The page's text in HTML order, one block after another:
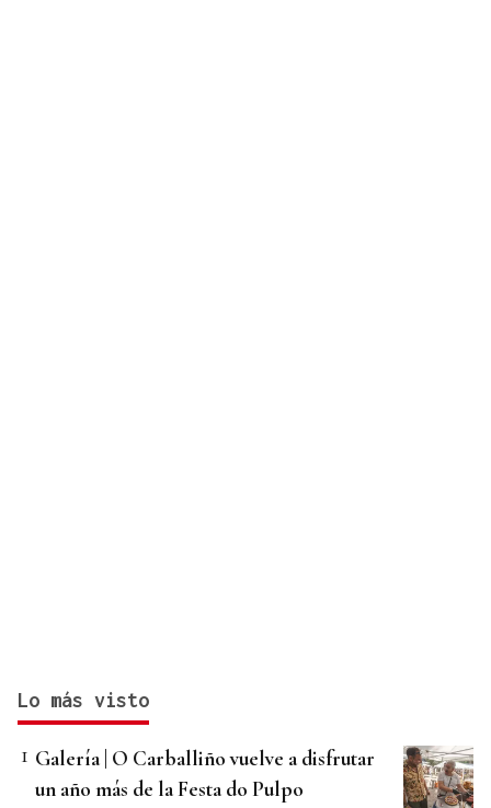
Lo más visto
Galería | O Carballiño vuelve a disfrutar
un año más de la Festa do Pulpo